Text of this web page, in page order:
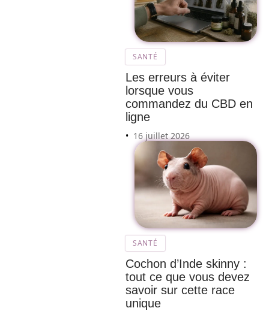
SANTÉ
Les erreurs à éviter
lorsque vous
commandez du CBD en
ligne
16 juillet 2026
SANTÉ
Cochon d’Inde skinny :
tout ce que vous devez
savoir sur cette race
unique